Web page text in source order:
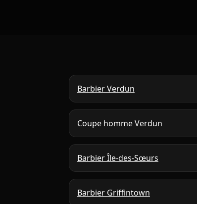
Barbier Verdun
Coupe homme Verdun
Barbier Île-des-Sœurs
Barbier Griffintown